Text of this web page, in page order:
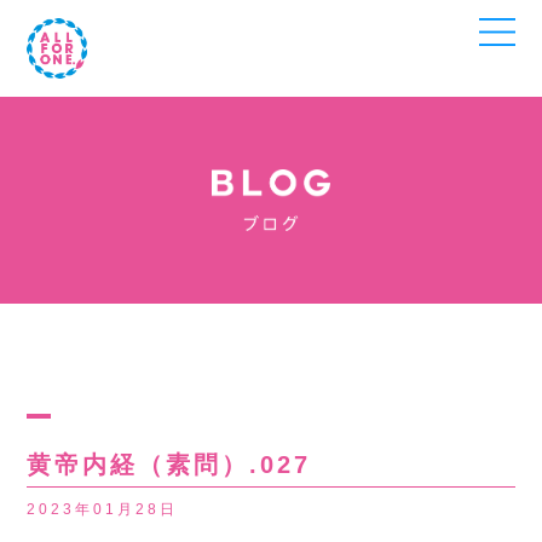
黄帝内経（素問）.027
2023年01月28日